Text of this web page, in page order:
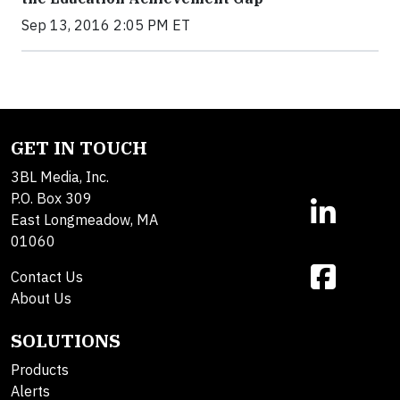
Sep 13, 2016 2:05 PM ET
GET IN TOUCH
3BL Media, Inc.
P.O. Box 309
East Longmeadow, MA
01060
Contact Us
About Us
SOLUTIONS
Products
Alerts